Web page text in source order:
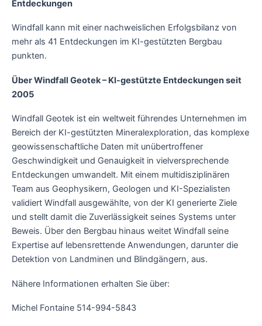
Entdeckungen
Windfall kann mit einer nachweislichen Erfolgsbilanz von
mehr als 41 Entdeckungen im KI-gestützten Bergbau
punkten.
Über Windfall Geotek – KI-gestützte Entdeckungen seit
2005
Windfall Geotek ist ein weltweit führendes Unternehmen im
Bereich der KI-gestützten Mineralexploration, das komplexe
geowissenschaftliche Daten mit unübertroffener
Geschwindigkeit und Genauigkeit in vielversprechende
Entdeckungen umwandelt. Mit einem multidisziplinären
Team aus Geophysikern, Geologen und KI-Spezialisten
validiert Windfall ausgewählte, von der KI generierte Ziele
und stellt damit die Zuverlässigkeit seines Systems unter
Beweis. Über den Bergbau hinaus weitet Windfall seine
Expertise auf lebensrettende Anwendungen, darunter die
Detektion von Landminen und Blindgängern, aus.
Nähere Informationen erhalten Sie über:
Michel Fontaine 514-994-5843